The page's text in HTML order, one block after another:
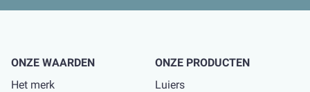
ONZE WAARDEN
Het merk
ONZE PRODUCTEN
Luiers